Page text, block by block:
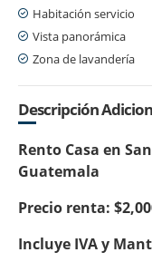
Habitación servicio
Vista panorámica
Zona de lavandería
Descripción
Rento Casa en
Guatemala
Precio renta:
Incluye IVA y